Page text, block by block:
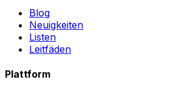
Blog
Neuigkeiten
Listen
Leitfäden
Plattform